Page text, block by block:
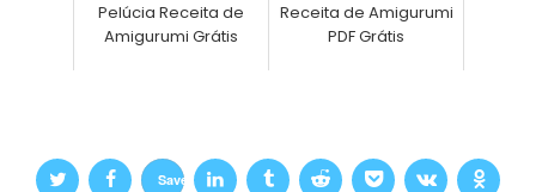
Pelúcia Receita de
Amigurumi Grátis
Receita de Amigurumi
PDF Grátis
Save